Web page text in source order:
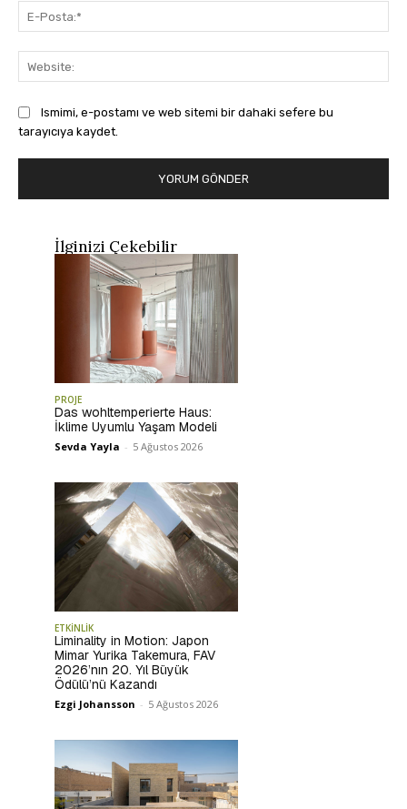
Ismimi, e-postamı ve web sitemi bir dahaki sefere bu
tarayıcıya kaydet.
İlginizi Çekebilir
PROJE
Das wohltemperierte Haus:
İklime Uyumlu Yaşam Modeli
Sevda Yayla - 5 Ağustos 2026
ETKİNLİK
Liminality in Motion: Japon
Mimar Yurika Takemura, FAV
2026’nın 20. Yıl Büyük
Ödülü’nü Kazandı
Ezgi Johansson - 5 Ağustos 2026